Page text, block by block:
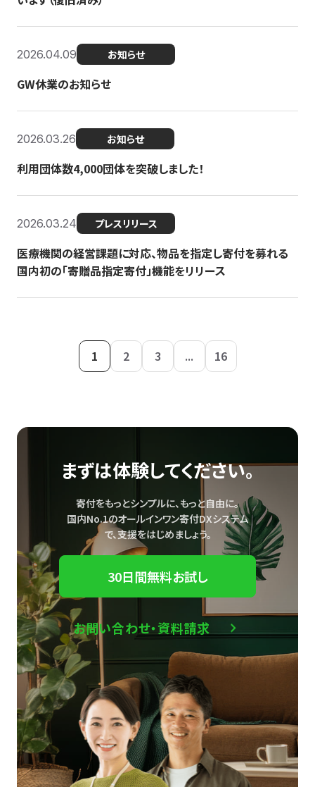
2026.04.09 お知らせ
GW休業のお知らせ
2026.03.26 お知らせ
利用団体数4,000団体を突破しました！
2026.03.24 プレスリリース
医療機関の経営課題に対応、物品を指定し寄付を募れる
国内初の「寄贈品指定寄付」機能をリリース
1 2 3 ... 16
まずは体験してください。
寄付をもっとシンプルに、もっと自由に。
国内No.1のオールインワン寄付DXシステム
で、支援をはじめましょう。
30日間無料お試し
お問い合わせ・資料請求